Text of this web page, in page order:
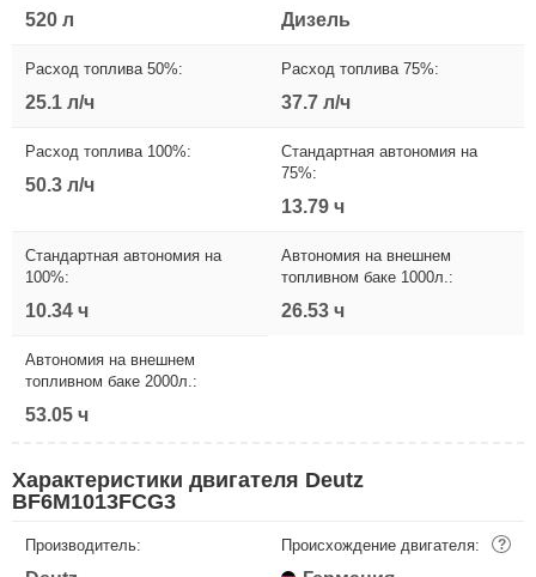
520 л Дизель
Расход топлива 50%:
25.1 л/ч
Расход топлива 75%:
37.7 л/ч
Расход топлива 100%:
50.3 л/ч
Стандартная автономия на
75%:
13.79 ч
Стандартная автономия на
100%:
10.34 ч
Автономия на внешнем
топливном баке 1000л.:
26.53 ч
Автономия на внешнем
топливном баке 2000л.:
53.05 ч
Характеристики двигателя Deutz
BF6M1013FCG3
Производитель: Происхождение двигателя: ?